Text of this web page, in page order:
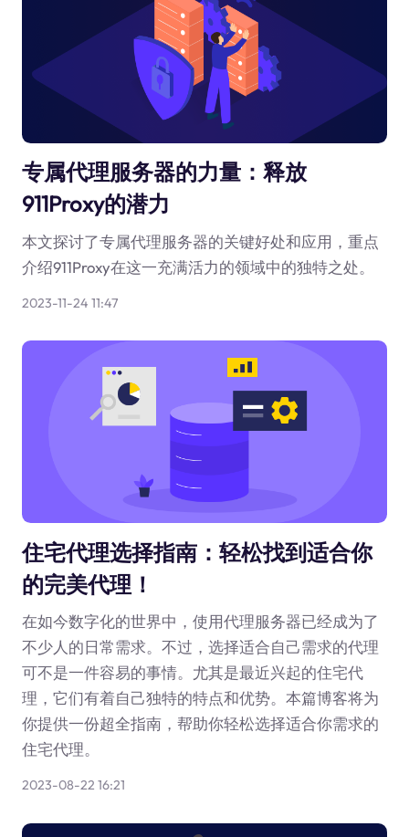
专属代理服务器的力量：释放
911Proxy的潜力
本文探讨了专属代理服务器的关键好处和应用，重点
介绍911Proxy在这一充满活力的领域中的独特之处。
2023-11-24 11:47
住宅代理选择指南：轻松找到适合你
的完美代理！
在如今数字化的世界中，使用代理服务器已经成为了
不少人的日常需求。不过，选择适合自己需求的代理
可不是一件容易的事情。尤其是最近兴起的住宅代
理，它们有着自己独特的特点和优势。本篇博客将为
你提供一份超全指南，帮助你轻松选择适合你需求的
住宅代理。
2023-08-22 16:21